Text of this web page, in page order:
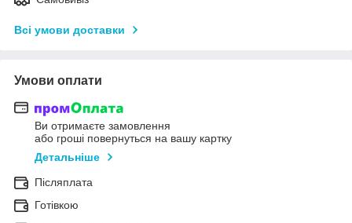
Всі умови доставки
Умови оплати
Ви отримаєте замовлення
або гроші повернуться на вашу картку
Детальніше
Післяплата
Готівкою